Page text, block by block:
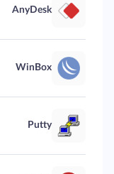
AnyDesk
WinBox
Putty